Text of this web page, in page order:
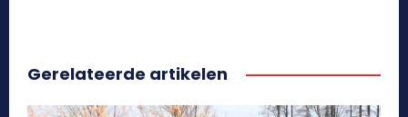
Gerelateerde artikelen